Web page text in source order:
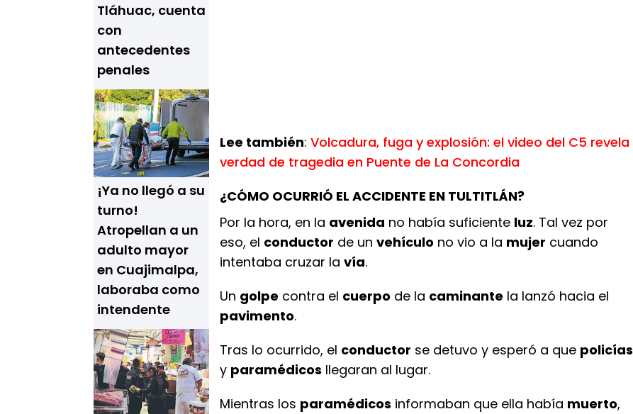
Tláhuac, cuenta
con
antecedentes
penales
¡Ya no llegó a su
turno!
Atropellan a un
adulto mayor
en Cuajimalpa,
laboraba como
intendente
Lee también: Volcadura, fuga y explosión: el video del C5 revela
verdad de tragedia en Puente de La Concordia
¿CÓMO OCURRIÓ EL ACCIDENTE EN TULTITLÁN?
Por la hora, en la avenida no había suficiente luz. Tal vez por
eso, el conductor de un vehículo no vio a la mujer cuando
intentaba cruzar la vía.
Un golpe contra el cuerpo de la caminante la lanzó hacia el
pavimento.
Tras lo ocurrido, el conductor se detuvo y esperó a que policías
y paramédicos llegaran al lugar.
Mientras los paramédicos informaban que ella había muerto,